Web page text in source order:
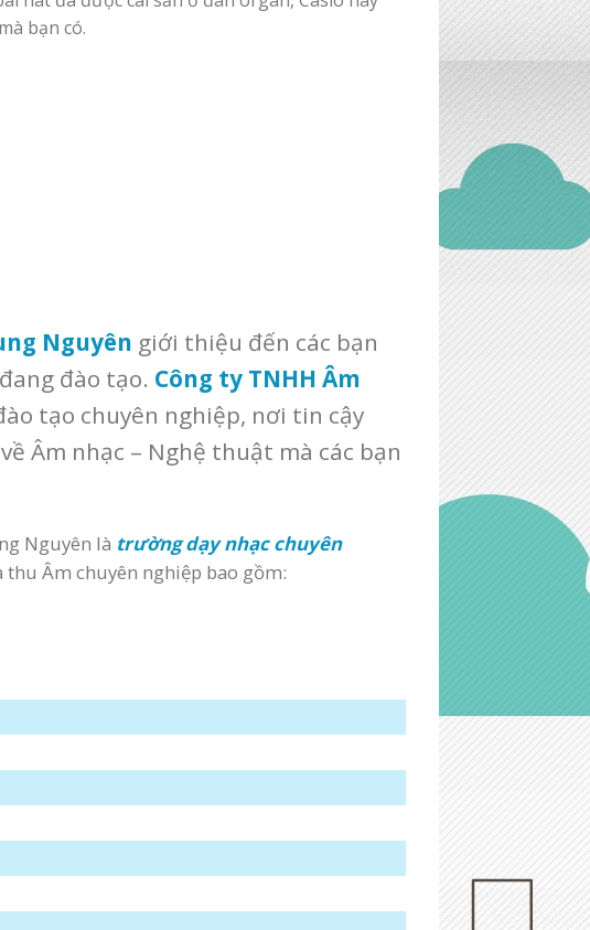
bạn có.
Nguyên giới thiệu đến các bạn
đào tạo. Công ty TNHH Âm
tạo chuyên nghiệp, nơi tin cậy
Âm nhạc – Nghệ thuật mà các bạn
Nguyên là trường dạy nhạc chuyên
thu Âm chuyên nghiệp bao gồm: